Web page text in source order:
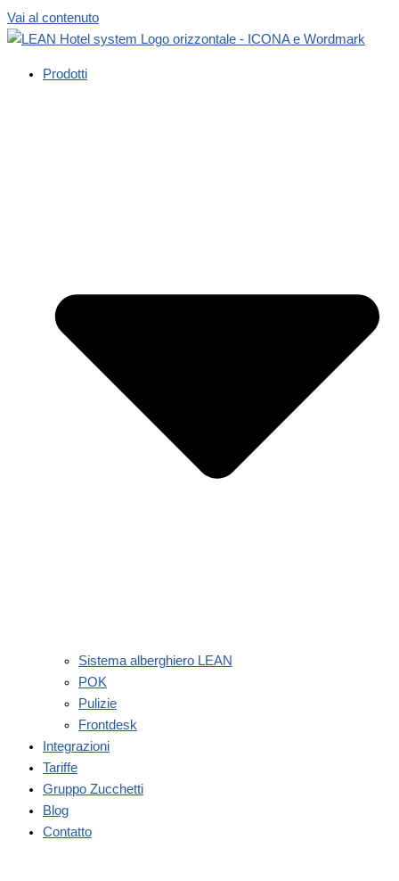
Vai al contenuto
Prodotti
Sistema alberghiero LEAN
POK
Pulizie
Frontdesk
Integrazioni
Tariffe
Gruppo Zucchetti
Blog
Contatto